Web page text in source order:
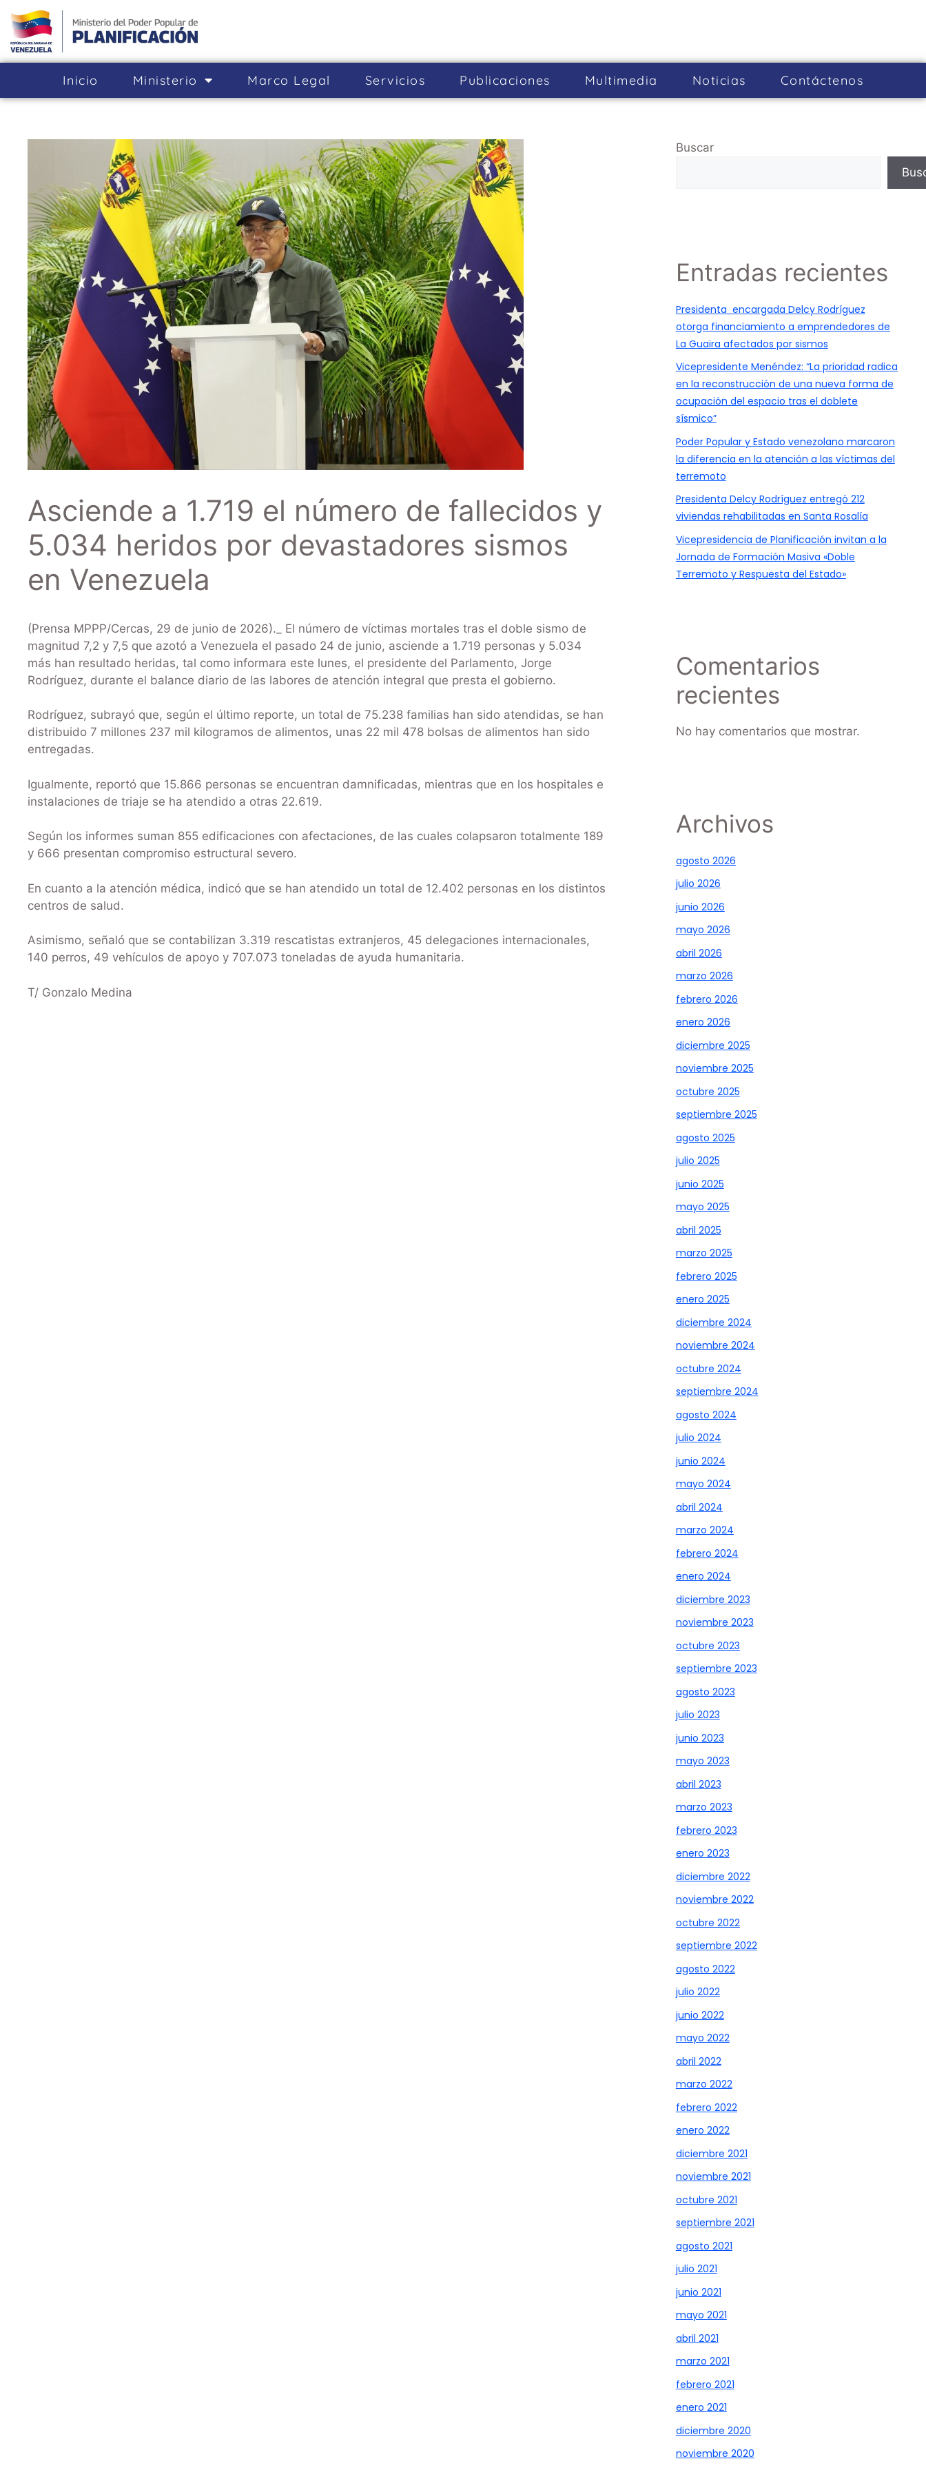
Inicio Ministerio Marco Legal Servicios Publicaciones Multimedia Noticias Cont­áctenos
Asciende a 1.719 el número de fallecidos y
5.034 heridos por devastadores sismos
en Venezuela
(Prensa MPPP/Cercas, 29 de junio de 2026)._ El número de víctimas mortales tras el doble sismo de
magnitud 7,2 y 7,5 que azotó a Venezuela el pasado 24 de junio, asciende a 1.719 personas y 5.034
más han resultado heridas, tal como informara este lunes, el presidente del Parlamento, Jorge
Rodríguez, durante el balance diario de las labores de atención integral que presta el gobierno.
Rodríguez, subrayó que, según el último reporte, un total de 75.238 familias han sido atendidas, se han
distribuido 7 millones 237 mil kilogramos de alimentos, unas 22 mil 478 bolsas de alimentos han sido
entregadas.
Igualmente, reportó que 15.866 personas se encuentran damnificadas, mientras que en los hospitales e
instalaciones de triaje se ha atendido a otras 22.619.
Según los informes suman 855 edificaciones con afectaciones, de las cuales colapsaron totalmente 189
y 666 presentan compromiso estructural severo.
En cuanto a la atención médica, indicó que se han atendido un total de 12.402 personas en los distintos
centros de salud.
Asimismo, señaló que se contabilizan 3.319 rescatistas extranjeros, 45 delegaciones internacionales,
140 perros, 49 vehículos de apoyo y 707.073 toneladas de ayuda humanitaria.
T/ Gonzalo Medina
Buscar
Entradas recientes
Presidenta encargada Delcy Rodríguez
otorga financiamiento a emprendedores de
La Guaira afectados por sismos
Vicepresidente Menéndez: “La prioridad radica
en la reconstrucción de una nueva forma de
ocupación del espacio tras el doblete
sísmico”
Poder Popular y Estado venezolano marcaron
la diferencia en la atención a las víctimas del
terremoto
Presidenta Delcy Rodríguez entregó 212
viviendas rehabilitadas en Santa Rosalía
Vicepresidencia de Planificación invitan a la
Jornada de Formación Masiva «Doble
Terremoto y Respuesta del Estado»
Comentarios
recientes
No hay comentarios que mostrar.
Archivos
agosto 2026
julio 2026
junio 2026
mayo 2026
abril 2026
marzo 2026
febrero 2026
enero 2026
diciembre 2025
noviembre 2025
octubre 2025
septiembre 2025
agosto 2025
julio 2025
junio 2025
mayo 2025
abril 2025
marzo 2025
febrero 2025
enero 2025
diciembre 2024
noviembre 2024
octubre 2024
septiembre 2024
agosto 2024
julio 2024
junio 2024
mayo 2024
abril 2024
marzo 2024
febrero 2024
enero 2024
diciembre 2023
noviembre 2023
octubre 2023
septiembre 2023
agosto 2023
julio 2023
junio 2023
mayo 2023
abril 2023
marzo 2023
febrero 2023
enero 2023
diciembre 2022
noviembre 2022
octubre 2022
septiembre 2022
agosto 2022
julio 2022
junio 2022
mayo 2022
abril 2022
marzo 2022
febrero 2022
enero 2022
diciembre 2021
noviembre 2021
octubre 2021
septiembre 2021
agosto 2021
julio 2021
junio 2021
mayo 2021
abril 2021
marzo 2021
febrero 2021
enero 2021
diciembre 2020
noviembre 2020